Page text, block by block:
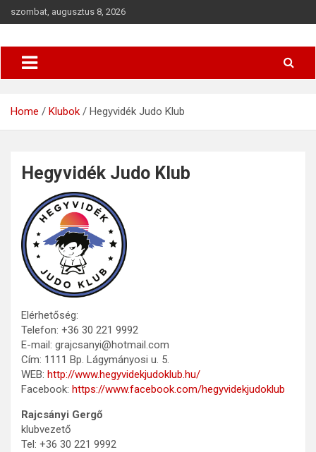
szombat, augusztus 8, 2026
BRJSZ
Home Klubok Hegyvidék Judo Klub
Hegyvidék Judo Klub
Elérhetőség:
Telefon: +36 30 221 9992
E-mail: grajcsanyi@hotmail.com
Cím: 1111 Bp. Lágymányosi u. 5.
WEB: http://www.hegyvidekjudoklub.hu/
Facebook: https://www.facebook.com/hegyvidekjudoklub
Rajcsányi Gergő
klubvezető
Tel: +36 30 221 9992